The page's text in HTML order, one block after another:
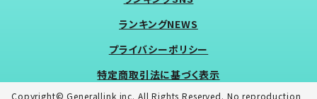
ランキングNEWS
プライバシーポリシー
特定商取引法に基づく表示
Copyright© Generallink inc. All Rights Reserved. No reproduction